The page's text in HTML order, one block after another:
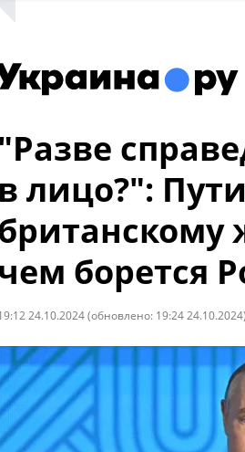
"Разве
в лицо?":
чем борется
24.10.2024(обновлено: 19:24 24.10.2024)